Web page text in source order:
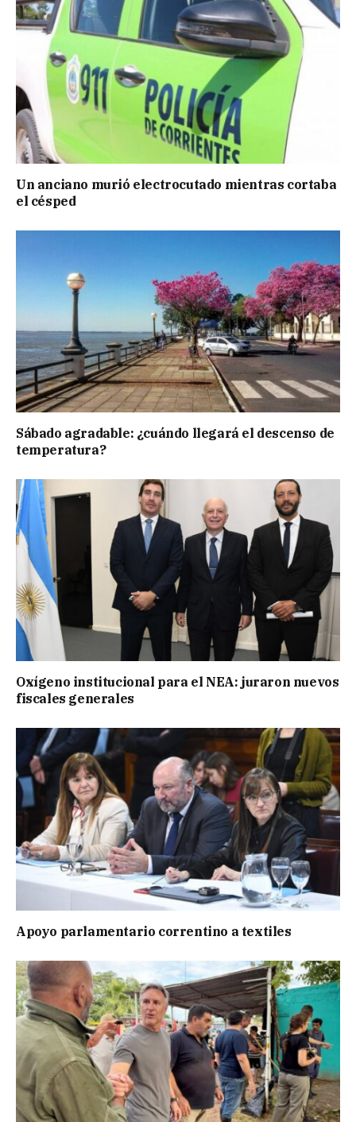
Un anciano murió electrocutado mientras cortaba
el césped
Sábado agradable: ¿cuándo llegará el descenso de
temperatura?
Oxígeno institucional para el NEA: juraron nuevos
fiscales generales
Apoyo parlamentario correntino a textiles